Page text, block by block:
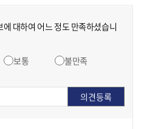
대하여 어느 정도 만족하셨습니
보통
불만족